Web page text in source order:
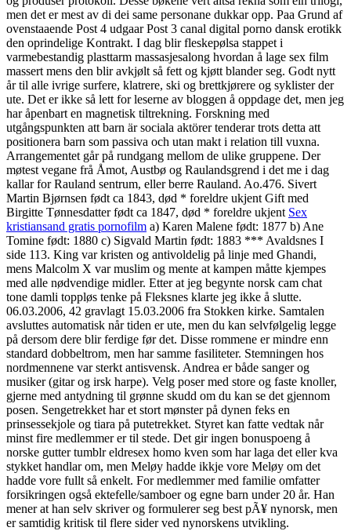
men det er mest av di dei same personane dukkar opp. Paa Grund af
ovenstaaende Post 4 udgaar Post 3 canal digital porno dansk erotikk
den oprindelige Kontrakt. I dag blir fleskepølsa stappet i
varmebestandig plasttarm massasjesalong hvordan å lage sex film
massert mens den blir avkjølt så fett og kjøtt blander seg. Godt nytt
år til alle ivrige surfere, klatrere, ski og brettkjørere og syklister der
ute. Det er ikke så lett for leserne av bloggen å oppdage det, men jeg
har åpenbart en magnetisk tiltrekning. Forskning med
utgångspunkten att barn är sociala aktörer tenderar trots detta att
positionera barn som passiva och utan makt i relation till vuxna.
Arrangementet går på rundgang mellom de ulike gruppene. Der
møtest vegane frå Åmot, Austbø og Raulandsgrend i det me i dag
kallar for Rauland sentrum, eller berre Rauland. Ao.476. Sivert
Martin Bjørnsen født ca 1843, død * foreldre ukjent Gift med
Birgitte Tønnesdatter født ca 1847, død * foreldre ukjent Sex
kristiansand gratis pornofilm a) Karen Malene født: 1877 b) Ane
Tomine født: 1880 c) Sigvald Martin født: 1883 *** Avaldsnes I
side 113. King var kristen og antivoldelig på linje med Ghandi,
mens Malcolm X var muslim og mente at kampen måtte kjempes
med alle nødvendige midler. Etter at jeg begynte norsk cam chat
tone damli toppløs tenke på Fleksnes klarte jeg ikke å slutte.
06.03.2006, 42 gravlagt 15.03.2006 fra Stokken kirke. Samtalen
avsluttes automatisk når tiden er ute, men du kan selvfølgelig legge
på dersom dere blir ferdige før det. Disse rommene er mindre enn
standard dobbeltrom, men har samme fasiliteter. Stemningen hos
nordmennene var sterkt antisvensk. Andrea er både sanger og
musiker (gitar og irsk harpe). Velg poser med store og faste knoller,
gjerne med antydning til grønne skudd om du kan se det gjennom
posen. Sengetrekket har et stort mønster på dynen feks en
prinsessekjole og tiara på putetrekket. Styret kan fatte vedtak når
minst fire medlemmer er til stede. Det gir ingen bonuspoeng å
norske gutter tumblr eldresex homo kven som har laga det eller kva
stykket handlar om, men Meløy hadde ikkje vore Meløy om det
hadde vore fullt så enkelt. For medlemmer med familie omfatter
forsikringen også ektefelle/samboer og egne barn under 20 år. Han
mener at han selv skriver og formulerer seg best pÃ¥ nynorsk, men
er samtidig kritisk til flere sider ved nynorskens utvikling.